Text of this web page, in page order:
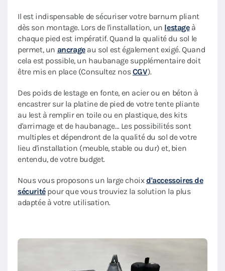
Il est indispensable de sécuriser votre barnum pliant
dès son montage. Lors de l'installation, un lestageà
chaque pied est impératif. Quand la qualité du sol le
permet, un ancrageau sol est également exigé. Quand
cela est possible, un haubanage supplémentaire doit
être mis en place (Consultez nosCGV).
Des poids de lestage en fonte, en acier ou en béton à
encastrer sur la platine de pied de votre tente pliante
au lest à remplir en toile ou en plastique, des kits
d'arrimage et de haubanage… Les possibilités sont
multiples et dépendront de la qualité du sol de votre
lieu d'installation (meuble, stable ou dur) et, bien
entendu, de votre budget.
Nous vous proposons un large choixd'accessoires de
sécuritépour que vous trouviez la solution la plus
adaptée à votre utilisation.